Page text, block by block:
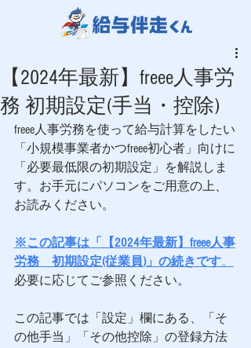
【2024年最新】freee人事労
務 初期設定(手当・控除)
freee人事労務を使って給与計算をしたい
「小規模事業者かつfreee初心者」向けに
「必要最低限の初期設定」を解説しま
す。お手元にパソコンをご用意の上、
お読みください。
※この記事は「【2024年最新】freee人事
労務　初期設定(従業員)」の続きです。
必要に応じてご参照ください。
この記事では「設定」欄にある、「そ
の他手当」「その他控除」の登録方法